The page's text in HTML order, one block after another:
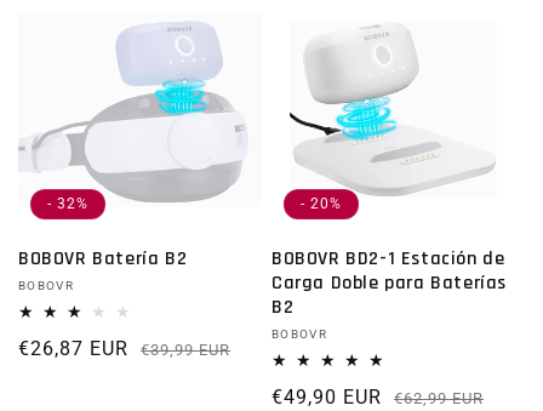
- 32%
BOBOVR Batería B2
Proveedor:
BOBOVR
Precio habitual
€39,99 EUR Precio de oferta
€26,87 EUR
- 20%
BOBOVR BD2-1 Estación de
Carga Doble para Baterías
B2
Proveedor:
BOBOVR
€62,99 EUR
€49,90 EUR